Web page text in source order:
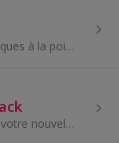
Estée Lauder. Des soins uniques à la pointe de la technologie. Un maquillage audacieux et vibrant. Des parfums incarnés et inspirants.
Découvrez Printemps.com, votre nouvel espace e-commerce luxe et créateurs. Une nouvelle expérience en ligne plus inclusive, plus bienveillante...